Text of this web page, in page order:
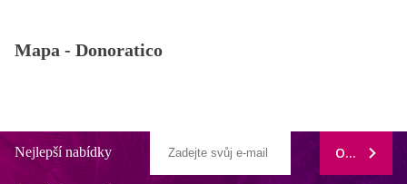
Mapa - Donoratico
Nejlepší nabídky ODEBÍRAT